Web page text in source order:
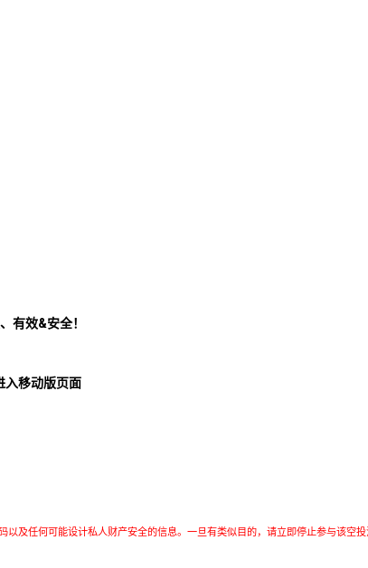
有效&安全！
入移动版页面
及任何可能设计私人财产安全的信息。一旦有类似目的，请立即停止参与该空投